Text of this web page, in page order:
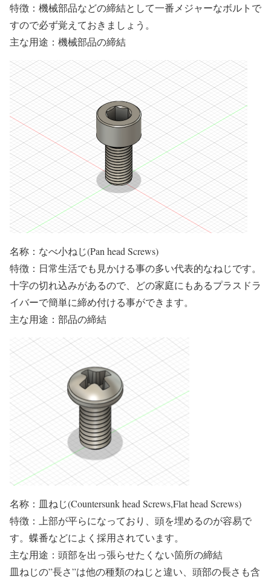
特徴：機械部品などの締結として一番メジャーなボルトで
すので必ず覚えておきましょう。
主な用途：機械部品の締結
名称：なべ小ねじ(Pan head Screws)
特徴：日常生活でも見かける事の多い代表的なねじです。
十字の切れ込みがあるので、どの家庭にもあるプラスドラ
イバーで簡単に締め付ける事ができます。
主な用途：部品の締結
名称：皿ねじ(Countersunk head Screws,Flat head Screws)
特徴：上部が平らになっており、頭を埋めるのが容易で
す。蝶番などによく採用されています。
主な用途：頭部を出っ張らせたくない箇所の締結
皿ねじの”長さ”は他の種類のねじと違い、頭部の長さも含